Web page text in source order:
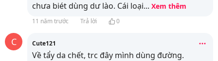
chưa biét dùng dư lào. Cái loại... Xem thêm
11 năm trước Trả lời 0
C Cute121
Về tẩy da chết, trc đây mình dùng đường.